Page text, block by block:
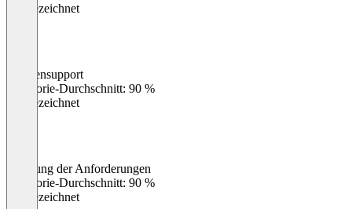
Ausgezeichnet
Kundensupport
Kategorie-Durchschnitt: 90 %
Ausgezeichnet
Erfüllung der Anforderungen
Kategorie-Durchschnitt: 90 %
Ausgezeichnet